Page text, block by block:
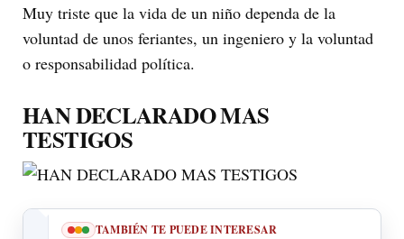
Muy triste que la vida de un niño dependa de la
voluntad de unos feriantes, un ingeniero y la voluntad
o responsabilidad política.
HAN DECLARADO MAS
TESTIGOS
TAMBIÉN TE PUEDE INTERESAR